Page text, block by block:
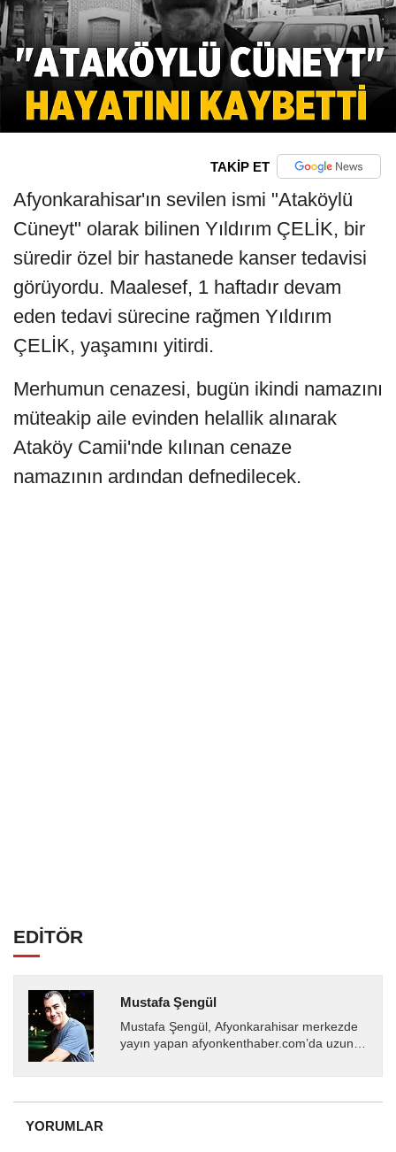
TAKİP ET
Afyonkarahisar'ın sevilen ismi "Ataköylü
Cüneyt" olarak bilinen Yıldırım ÇELİK, bir
süredir özel bir hastanede kanser tedavisi
görüyordu. Maalesef, 1 haftadır devam
eden tedavi sürecine rağmen Yıldırım
ÇELİK, yaşamını yitirdi.
Merhumun cenazesi, bugün ikindi namazını
müteakip aile evinden helallik alınarak
Ataköy Camii'nde kılınan cenaze
namazının ardından defnedilecek.
EDİTÖR
Mustafa Şengül
Mustafa Şengül, Afyonkarahisar merkezde
yayın yapan afyonkenthaber.com’da uzun
almakta, haber akışı...
YORUMLAR